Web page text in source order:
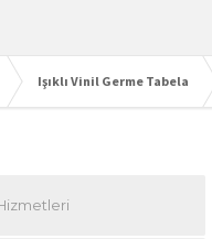
Işıklı Vinil Germe Tabela